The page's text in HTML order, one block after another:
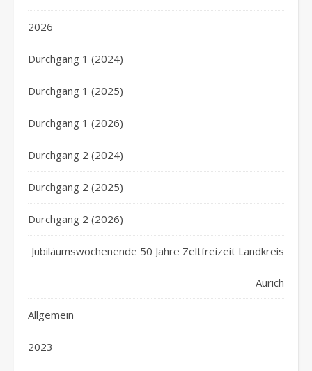
2026
Durchgang 1 (2024)
Durchgang 1 (2025)
Durchgang 1 (2026)
Durchgang 2 (2024)
Durchgang 2 (2025)
Durchgang 2 (2026)
Jubiläumswochenende 50 Jahre Zeltfreizeit Landkreis
Aurich
Allgemein
2023